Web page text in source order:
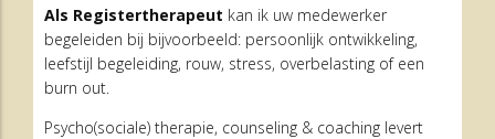
Als Registertherapeut kan ik uw medewerker
begeleiden bij bijvoorbeeld: persoonlijk ontwikkeling,
leefstijl begeleiding, rouw, stress, overbelasting of een
burn out.
Psycho(sociale) therapie, counseling & coaching levert